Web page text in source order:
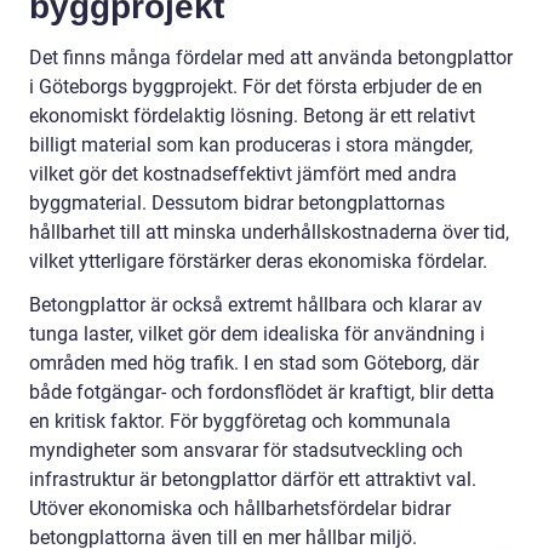
Det finns många fördelar med att använda betongplattor
i Göteborgs byggprojekt. För det första erbjuder de en
ekonomiskt fördelaktig lösning. Betong är ett relativt
billigt material som kan produceras i stora mängder,
vilket gör det kostnadseffektivt jämfört med andra
byggmaterial. Dessutom bidrar betongplattornas
hållbarhet till att minska underhållskostnaderna över tid,
vilket ytterligare förstärker deras ekonomiska fördelar.
Betongplattor är också extremt hållbara och klarar av
tunga laster, vilket gör dem idealiska för användning i
områden med hög trafik. I en stad som Göteborg, där
både fotgängar- och fordonsflödet är kraftigt, blir detta
en kritisk faktor. För byggföretag och kommunala
myndigheter som ansvarar för stadsutveckling och
infrastruktur är betongplattor därför ett attraktivt val.
Utöver ekonomiska och hållbarhetsfördelar bidrar
betongplattorna även till en mer hållbar miljö.